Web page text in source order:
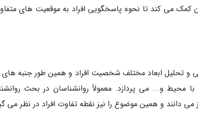
می کند تا نحوه پاسخگویی افراد به موقعیت های
و تحلیل ابعاد مختلف شخصیت افراد و همین طور جنبه
محیط و... می پردازد. معمولاً روانشناسان در بحث
دانند و همین موضوع را نیز نقطه تفاوت افراد در نظر می